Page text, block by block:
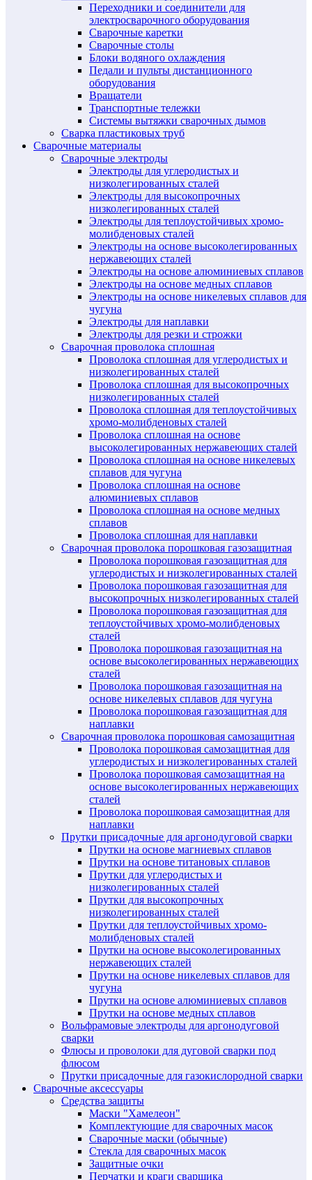
Переходники и соединители для
электросварочного оборудования
Сварочные каретки
Сварочные столы
Блоки водяного охлаждения
Педали и пульты дистанционного
оборудования
Вращатели
Транспортные тележки
Системы вытяжки сварочных дымов
Сварка пластиковых труб
Сварочные материалы
Сварочные электроды
Электроды для углеродистых и
низколегированных сталей
Электроды для высокопрочных
низколегированных сталей
Электроды для теплоустойчивых хромо-
молибденовых сталей
Электроды на основе высоколегированных
нержавеющих сталей
Электроды на основе алюминиевых сплавов
Электроды на основе медных сплавов
Электроды на основе никелевых сплавов для
чугуна
Электроды для наплавки
Электроды для резки и строжки
Сварочная проволока сплошная
Проволока сплошная для углеродистых и
низколегированных сталей
Проволока сплошная для высокопрочных
низколегированных сталей
Проволока сплошная для теплоустойчивых
хромо-молибденовых сталей
Проволока сплошная на основе
высоколегированных нержавеющих сталей
Проволока сплошная на основе никелевых
сплавов для чугуна
Проволока сплошная на основе
алюминиевых сплавов
Проволока сплошная на основе медных
сплавов
Проволока сплошная для наплавки
Сварочная проволока порошковая газозащитная
Проволока порошковая газозащитная для
углеродистых и низколегированных сталей
Проволока порошковая газозащитная для
высокопрочных низколегированных сталей
Проволока порошковая газозащитная для
теплоустойчивых хромо-молибденовых
сталей
Проволока порошковая газозащитная на
основе высоколегированных нержавеющих
сталей
Проволока порошковая газозащитная на
основе никелевых сплавов для чугуна
Проволока порошковая газозащитная для
наплавки
Сварочная проволока порошковая самозащитная
Проволока порошковая самозащитная для
углеродистых и низколегированных сталей
Проволока порошковая самозащитная на
основе высоколегированных нержавеющих
сталей
Проволока порошковая самозащитная для
наплавки
Прутки присадочные для аргонодуговой сварки
Прутки на основе магниевых сплавов
Прутки на основе титановых сплавов
Прутки для углеродистых и
низколегированных сталей
Прутки для высокопрочных
низколегированных сталей
Прутки для теплоустойчивых хромо-
молибденовых сталей
Прутки на основе высоколегированных
нержавеющих сталей
Прутки на основе никелевых сплавов для
чугуна
Прутки на основе алюминиевых сплавов
Прутки на основе медных сплавов
Вольфрамовые электроды для аргонодуговой
сварки
Флюсы и проволоки для дуговой сварки под
флюсом
Прутки присадочные для газокислородной сварки
Сварочные аксессуары
Средства защиты
Маски "Хамелеон"
Комплектующие для сварочных масок
Сварочные маски (обычные)
Стекла для сварочных масок
Защитные очки
Перчатки и краги сварщика